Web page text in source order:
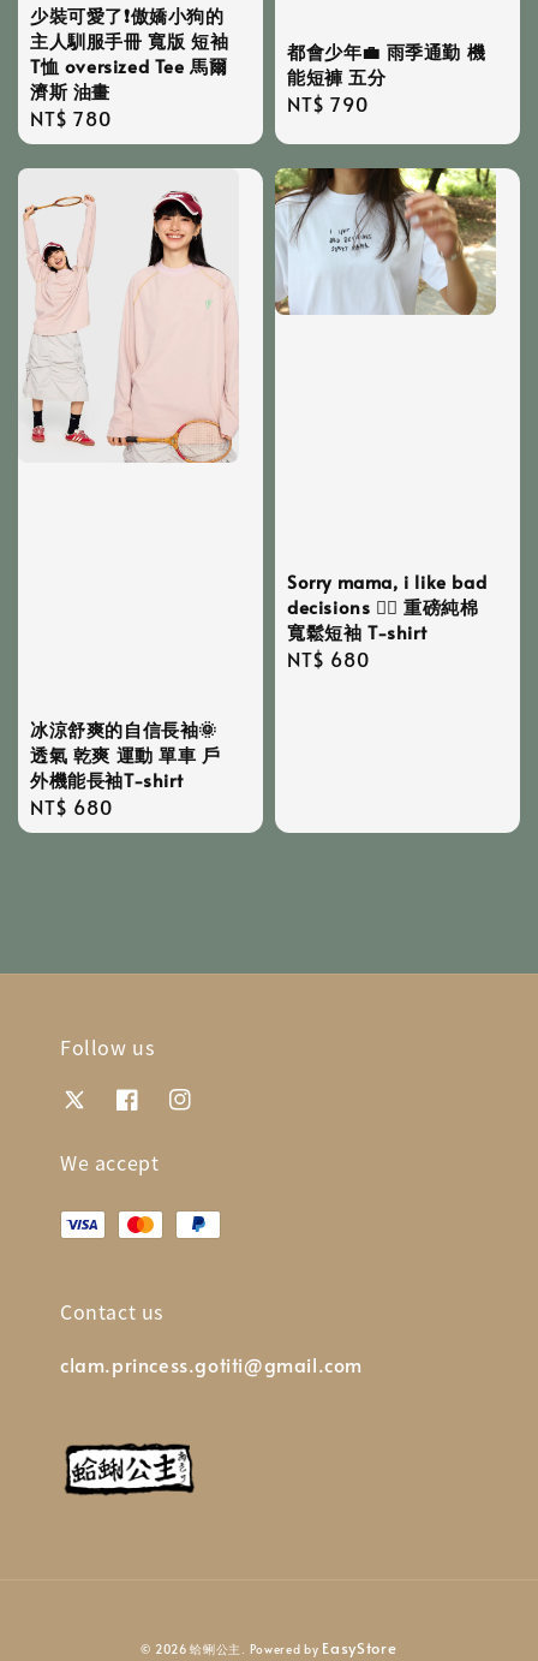
少裝可愛了❗️傲嬌小狗的
主人馴服手冊 寬版 短袖
T恤 oversized Tee 馬爾
濟斯 油畫
Regular
price
NT$ 780
都會少年💼 雨季通勤 機
能短褲 五分
Regular
NT$ 790
冰涼舒爽的自信長袖🌞
透氣 乾爽 運動 單車 戶
外機能長袖T-shirt
Regular
price
NT$ 680
Sorry mama, i like bad
decisions ✍🏻 重磅純棉
寬鬆短袖 T-shirt
Regular
NT$ 680
Follow us
We accept
Contact us
clam.princess.gotiti@gmail.com
© 2026 蛤蜊公主. Powered by EasyStore